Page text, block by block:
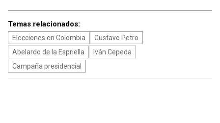
Temas relacionados:
Elecciones en Colombia
Gustavo Petro
Abelardo de la Espriella
Iván Cepeda
Campaña presidencial